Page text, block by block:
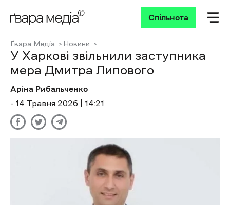
Спільнота
Ґвара Медіа Новини
У Харкові звільнили заступника
мера Дмитра Липового
Аріна Рибальченко
- 14 Травня 2026 | 14:21